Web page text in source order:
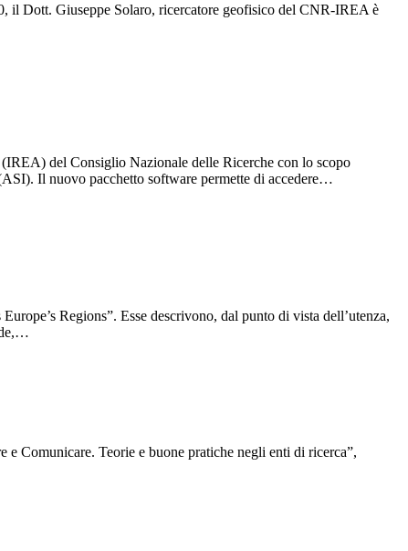
il Dott. Giuseppe Solaro, ricercatore geofisico del CNR-IREA è
del Consiglio Nazionale delle Ricerche con lo scopo
Il nuovo pacchetto software permette di accedere…
Regions”. Esse descrivono, dal punto di vista dell’utenza,
Comunicare. Teorie e buone pratiche negli enti di ricerca”,